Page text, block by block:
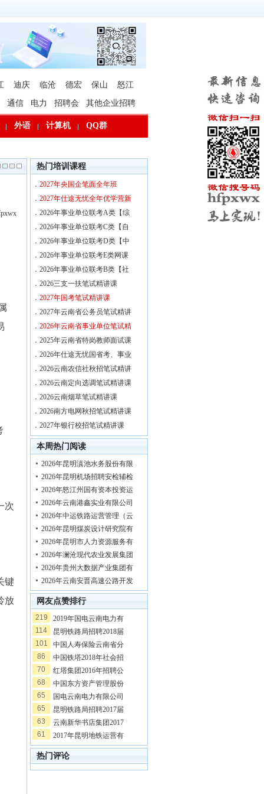
迪庆 临沧 德宏 保山 怒江
通信 电力 招聘会 其他企业招聘
外语 计算机 QQ群
次
键
放
热门培训课程
． 2027年央国企笔面全年班
． 2027年仕途无忧全年优学营新
． 2026年事业单位联考A类【综
． 2026年事业单位联考C类【自
． 2026年事业单位联考D类【中
． 2026年事业单位联考E类网课
． 2026年事业单位联考B类【社
． 2026三支一扶笔试精讲课
． 2027年国考笔试精讲课
． 2027年云南省公务员笔试精讲
． 2026年云南省事业单位笔试精
． 2025年云南省特岗教师面试课
． 2026年仕途无忧国省考、事业
． 2026云南农信社秋招笔试精讲
． 2026云南定向选调笔试精讲课
． 2026云南烟草笔试精讲课
． 2026南方电网秋招笔试精讲课
． 2027年银行校招笔试精讲课
本周热门阅读
2026年昆明滇池水务股份有限
2026年昆明机场招聘安检辅检
2026年怒江州国有资本投资运
2026年云南港鑫实业有限公司
2026年中运铁路运营管理（云
2026年昆明煤炭设计研究院有
2026年昆明市人力资源服务有
2026年澜沧现代农业发展集团
2026年贵州大数据产业集团有
2026年云南安晋高速公路开发
网友点赞排行
219
2019年国电云南电力有
114
昆明铁路局招聘2018届
101
中国人寿保险云南省分
86
中国铁塔2018年社会招
70
红塔集团2016年招聘公
68
中国东方资产管理股份
65
国电云南电力有限公司
65
昆明铁路局招聘2017届
63
云南新华书店集团2017
61
2017年昆明地铁运营有
热门评论